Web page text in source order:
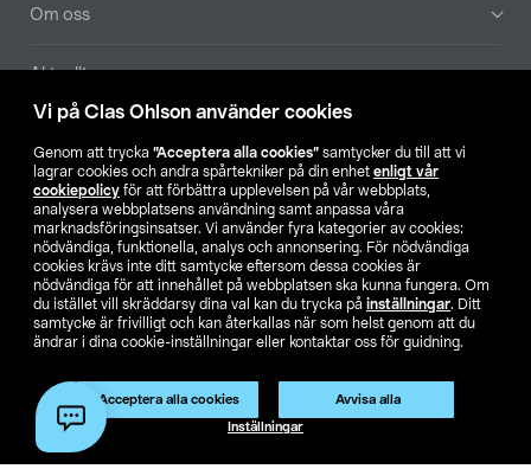
Vi på Clas Ohlson använder cookies
Genom att trycka ”Acceptera alla cookies” samtycker du till att vi
lagrar cookies och andra spårtekniker på din enhet enligt vår
cookiepolicy för att förbättra upplevelsen på vår webbplats,
analysera webbplatsens användning samt anpassa våra
marknadsföringsinsatser. Vi använder fyra kategorier av cookies:
nödvändiga, funktionella, analys och annonsering. För nödvändiga
cookies krävs inte ditt samtycke eftersom dessa cookies är
nödvändiga för att innehållet på webbplatsen ska kunna fungera. Om
du istället vill skräddarsy dina val kan du trycka på inställningar. Ditt
samtycke är frivilligt och kan återkallas när som helst genom att du
ändrar i dina cookie-inställningar eller kontaktar oss för guidning.
Acceptera alla cookies Avvisa alla
Inställningar
Om oss
Aktuellt
Hitta butik
SE NO FI
Köpvillkor Privacy statement Klubbvillkor
För företag
Ändra till priser exklusive moms